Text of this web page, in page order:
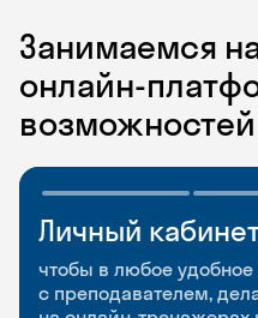
Занимаемся
онлайн-
возможностей
Личный
чтобы в любое
с преподавателем,
Мобильное
приложение
чтобы заниматься и
Разговорные
и Talks
Групповые занятия